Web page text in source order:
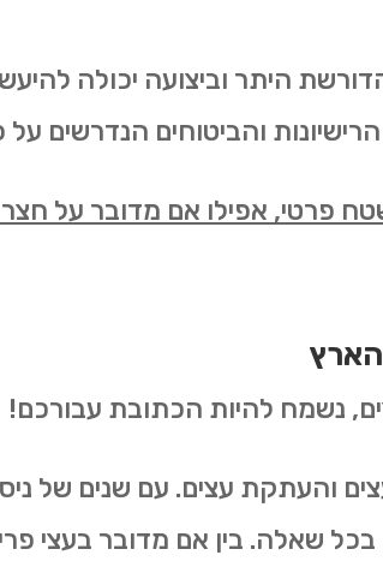
היתר וביצועה יכולה
והביטוחים הנדרשים על
פרטי, אפילו אם מדובר על
נשמח להיות הכתובת עבורכם!
והעתקת עצים. עם שנים של
שאלה. בין אם מדובר בעצי